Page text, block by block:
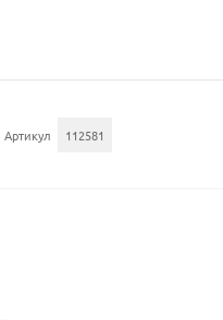
Артикул 112581